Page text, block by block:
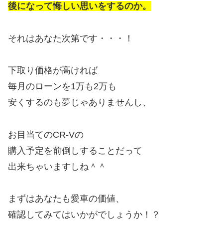
後になって悔しい思いをするのか。
それはあなた次第です・・・！
下取り価格が高ければ
毎月のローンを1万も2万も
安くするのも夢じゃありませんし、
お目当てのCR-Vの
購入予定を前倒しすることだって
出来ちゃいますしね＾＾
まずはあなたも愛車の価値、
確認してみてはいかがでしょうか！？